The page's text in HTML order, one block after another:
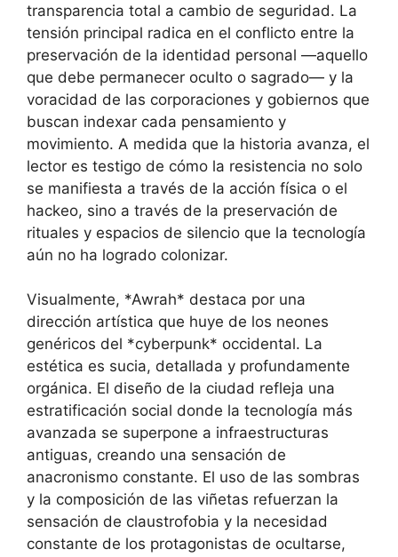
transparencia total a cambio de seguridad. La
tensión principal radica en el conflicto entre la
preservación de la identidad personal —aquello
que debe permanecer oculto o sagrado— y la
voracidad de las corporaciones y gobiernos que
buscan indexar cada pensamiento y
movimiento. A medida que la historia avanza, el
lector es testigo de cómo la resistencia no solo
se manifiesta a través de la acción física o el
hackeo, sino a través de la preservación de
rituales y espacios de silencio que la tecnología
aún no ha logrado colonizar.
Visualmente, *Awrah* destaca por una
dirección artística que huye de los neones
genéricos del *cyberpunk* occidental. La
estética es sucia, detallada y profundamente
orgánica. El diseño de la ciudad refleja una
estratificación social donde la tecnología más
avanzada se superpone a infraestructuras
antiguas, creando una sensación de
anacronismo constante. El uso de las sombras
y la composición de las viñetas refuerzan la
sensación de claustrofobia y la necesidad
constante de los protagonistas de ocultarse,